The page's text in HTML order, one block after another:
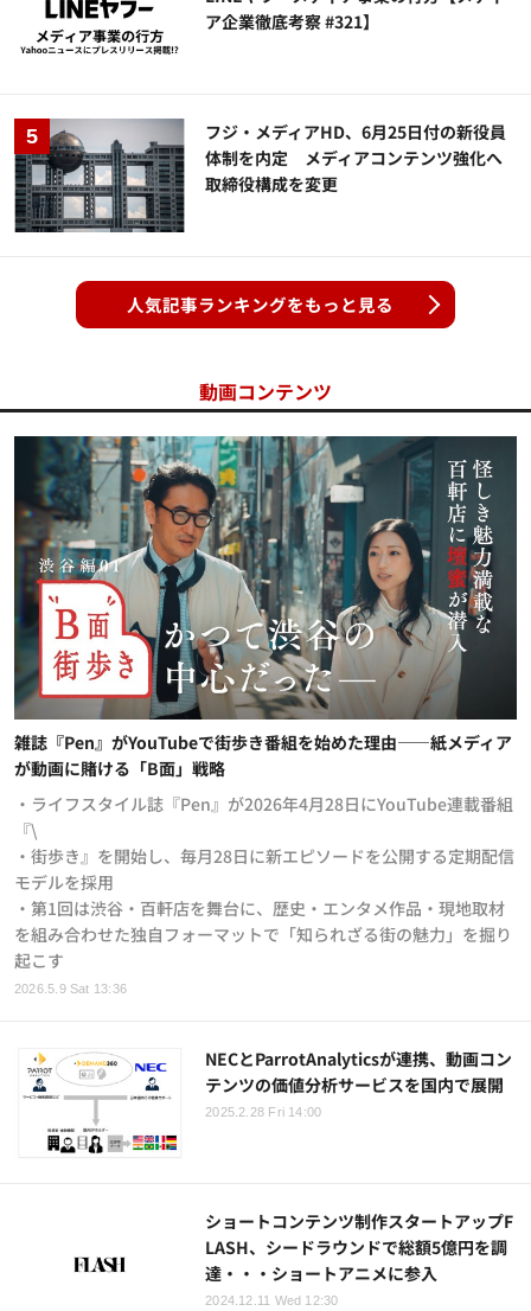
ア企業徹底考察 #321】
フジ・メディアHD、6月25日付の新役員
体制を内定 メディアコンテンツ強化へ
取締役構成を変更
人気記事ランキングをもっと見る
動画コンテンツ
2026.5.9 Sat 13:36
雑誌『Pen』がYouTubeで街歩き番組を始めた理由——紙メディア
が動画に賭ける「B面」戦略
・ライフスタイル誌『Pen』が2026年4月28日にYouTube連載番組
『\
・街歩き』を開始し、毎月28日に新エピソードを公開する定期配信
モデルを採用
・第1回は渋谷・百軒店を舞台に、歴史・エンタメ作品・現地取材
を組み合わせた独自フォーマットで「知られざる街の魅力」を掘り
起こす
NECとParrotAnalyticsが連携、動画コン
テンツの価値分析サービスを国内で展開
2025.2.28 Fri 14:00
ショートコンテンツ制作スタートアップF
LASH、シードラウンドで総額5億円を調
達・・・ショートアニメに参入
2024.12.11 Wed 12:30